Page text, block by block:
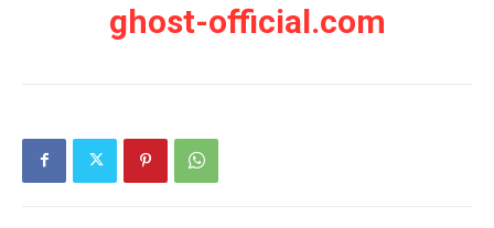
ghost-official.com